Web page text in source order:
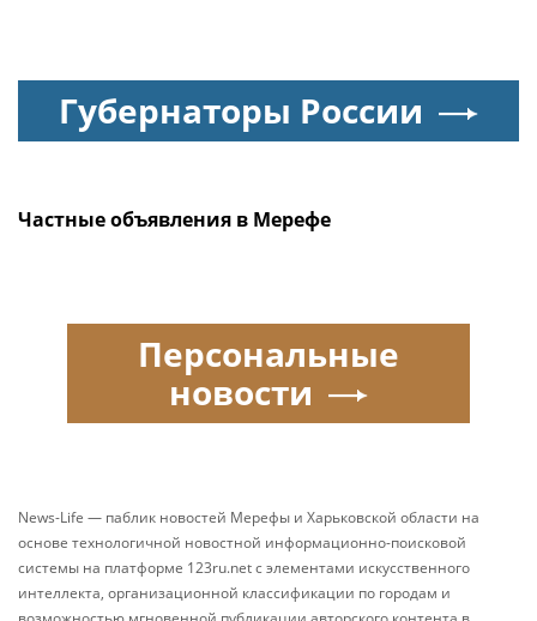
Губернаторы России
Частные объявления в Мерефе
Персональные
новости
News-Life — паблик новостей Мерефы и Харьковской области на
основе технологичной новостной информационно-поисковой
системы на платформе 123ru.net с элементами искусственного
интеллекта, организационной классификации по городам и